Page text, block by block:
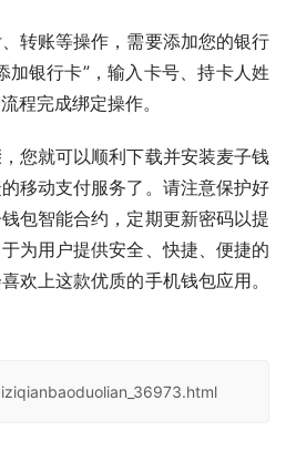
转账等操作，需要添加您的银行
加银行卡”，输入卡号、持卡人姓
程完成绑定操作。
您就可以顺利下载并安装麦子钱
移动支付服务了。请注意保护好
包智能合约，定期更新密码以提
为用户提供安全、快捷、便捷的
欢上这款优质的手机钱包应用。